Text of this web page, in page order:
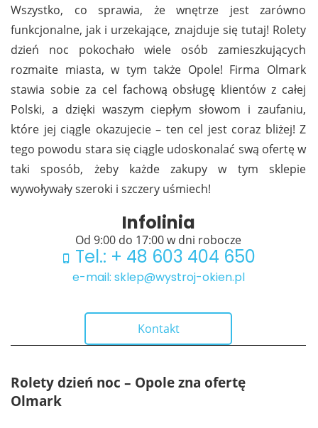
Wszystko, co sprawia, że wnętrze jest zarówno
funkcjonalne, jak i urzekające, znajduje się tutaj! Rolety
dzień noc pokochało wiele osób zamieszkujących
rozmaite miasta, w tym także Opole! Firma Olmark
stawia sobie za cel fachową obsługę klientów z całej
Polski, a dzięki waszym ciepłym słowom i zaufaniu,
które jej ciągle okazujecie – ten cel jest coraz bliżej! Z
tego powodu stara się ciągle udoskonalać swą ofertę w
taki sposób, żeby każde zakupy w tym sklepie
wywoływały szeroki i szczery uśmiech!
Infolinia
Od 9:00 do 17:00 w dni robocze
Tel.: + 48 603 404 650
e-mail: sklep@wystroj-okien.pl
Kontakt
Rolety dzień noc – Opole zna ofertę
Olmark